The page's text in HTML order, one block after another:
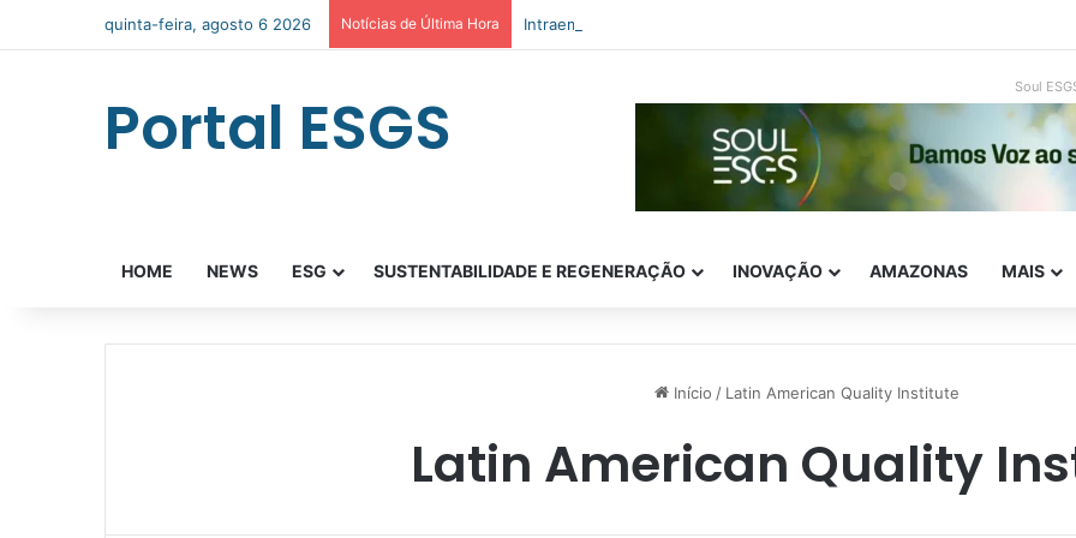
quinta-feira, agosto 6 2026 Notícias de Última Hora Intraempreendedorismo e ESG: como inovar com impacto real
Portal ESGS Soul
HOME NEWS ESG SUSTENTABILIDADE E REGENERAÇÃO INOVAÇÃO AMAZONAS MAIS
Início / Latin American Quality Institute
Latin American Quality